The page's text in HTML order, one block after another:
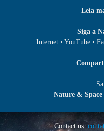
Leia
Siga a
Internet • YouTube •
Nature & Space
Contact us: